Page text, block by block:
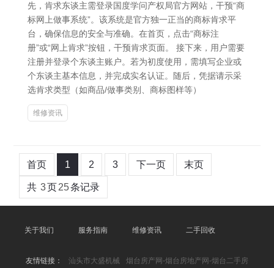
先，肯求东谈主需登录国度学问产权局官方网站，干预“商
标网上做事系统”。该系统是官方独一正当的商标肯求平
台，确保信息的安全与准确。在首页，点击“商标注
册”或“网上肯求”按钮，干预肯求页面。 接下来，用户需要
注册并登录个东谈主账户。若为初度使用，需填写企业或
个东谈主基本信息，并完成实名认证。随后，凭据请示采
选肯求类型（如商品/做事类别、商标图样等）
维修资讯
首页 1 2 3 下一页 末页
共 3页25条记录
关于我们 服务指南 维修资讯 二手回收
友情链接： 汕头市大盛机械
烟台房产网-烟台房地产网-烟台二手房